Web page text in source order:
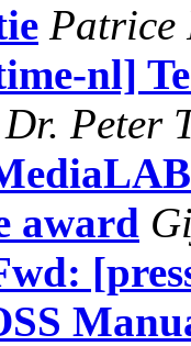
Patrice
nl]
Dr. Peter
award